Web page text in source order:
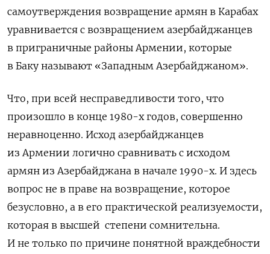
самоутверждения возвращение армян в Карабах
уравнивается с возвращением азербайджанцев
в приграничные районы Армении, которые
в Баку называют «Западным Азербайджаном».
Что, при всей несправедливости того, что
произошло в конце 1980-х годов, совершенно
неравноценно. Исход азербайджанцев
из Армении логично сравнивать с исходом
армян из Азербайджана в начале 1990-х. И здесь
вопрос не в праве на возвращение, которое
безусловно, а в его практической реализуемости,
которая в высшей степени сомнительна.
И не только по причине понятной враждебности